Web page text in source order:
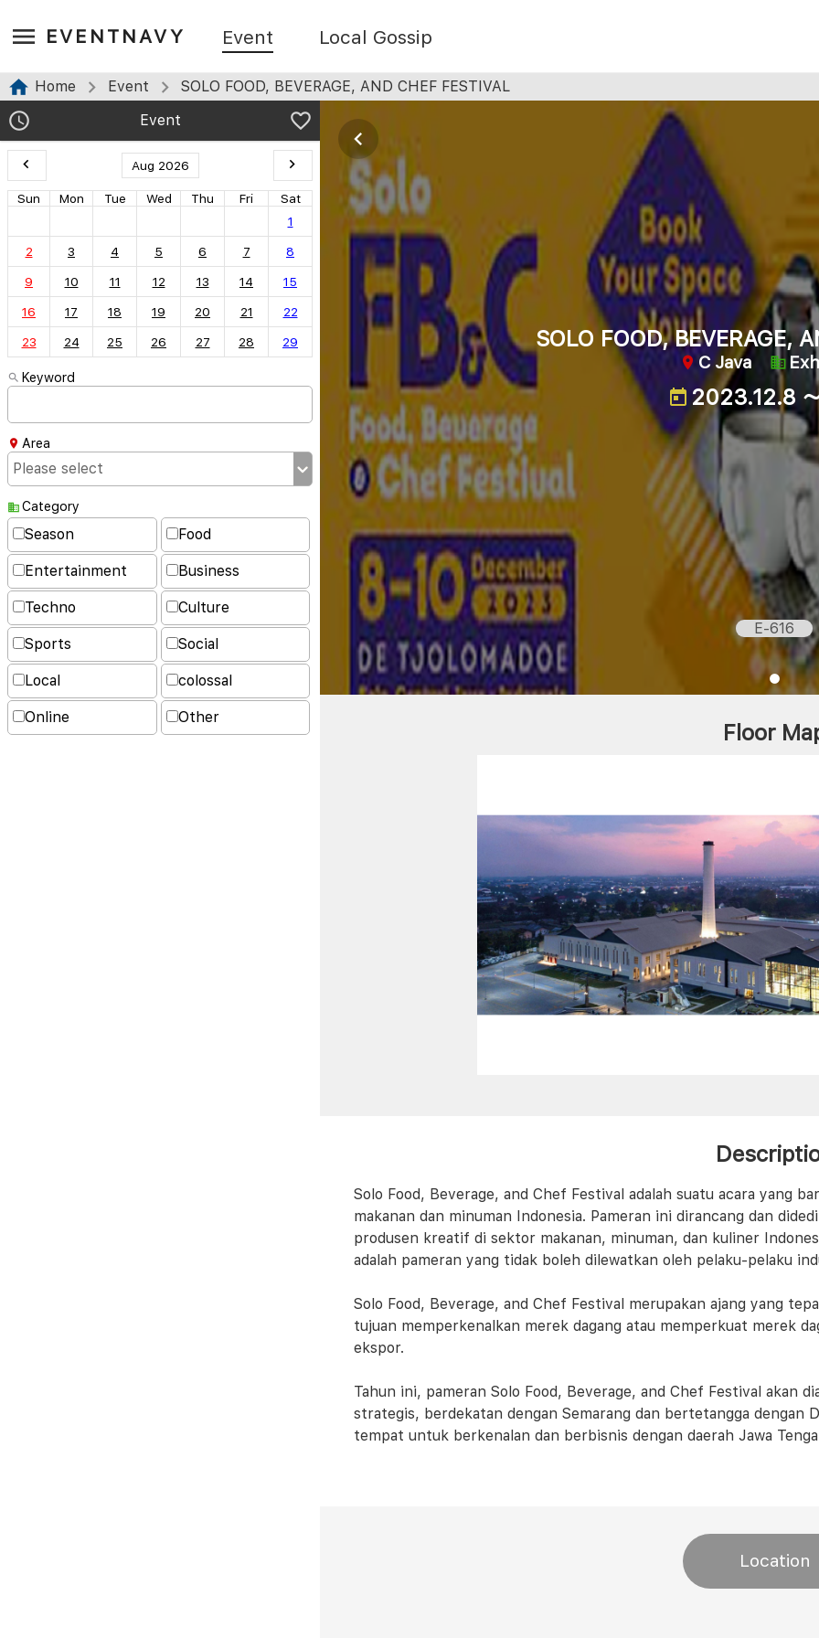
EVENTNAVY Event Local Gossip
Home Event
SOLO FOOD, BEVERAGE, AND CHEF FESTIVAL
Event
Aug 2026
Sun Mon Tue Wed Thu Fri
Sat
1
2 3 4 5 6 7 8
9 10 11 12 13 14 15
16 17 18 19 20 21 22
23 24 25 26 27 28 29
Keyword
Area
Category
Season Food
Entertainment Business
Techno Culture
Sports Social
Local colossal
Online Other
SOLO FOOD, BEVERAGE,
C Java
2023.12.8
E-616
Floor
Solo Food, Beverage, and Chef Festival adalah suatu acara yang
makanan dan minuman Indonesia. Pameran ini dirancang dan
produsen kreatif di sektor makanan, minuman, dan kuliner
adalah pameran yang tidak boleh dilewatkan oleh pelaku-pelaku
Solo Food, Beverage, and Chef Festival merupakan ajang yang
tujuan memperkenalkan merek dagang atau memperkuat merek
ekspor.
Tahun ini, pameran Solo Food, Beverage, and Chef Festival akan
strategis, berdekatan dengan Semarang dan bertetangga dengan
tempat untuk berkenalan dan berbisnis dengan daerah Jawa
Location